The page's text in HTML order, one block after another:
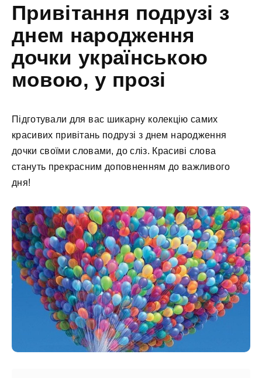
Привітання подрузі з
днем народження
дочки українською
мовою, у прозі
Підготували для вас шикарну колекцію самих
красивих привітань подрузі з днем народження
дочки своїми словами, до сліз. Красиві слова
стануть прекрасним доповненням до важливого
дня!